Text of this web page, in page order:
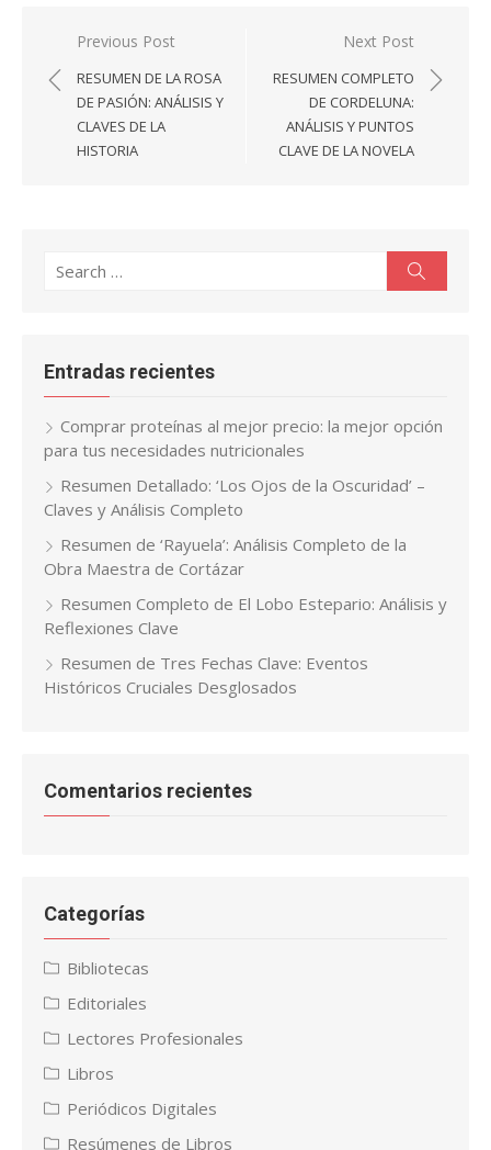
Navegación
de
entradas
Previous Post
RESUMEN DE LA ROSA
DE PASIÓN: ANÁLISIS Y
CLAVES DE LA
HISTORIA
Next Post
RESUMEN COMPLETO
DE CORDELUNA:
ANÁLISIS Y PUNTOS
CLAVE DE LA NOVELA
Search
Entradas recientes
Comprar proteínas al mejor precio: la mejor opción
para tus necesidades nutricionales
Resumen Detallado: ‘Los Ojos de la Oscuridad’ –
Claves y Análisis Completo
Resumen de ‘Rayuela’: Análisis Completo de la
Obra Maestra de Cortázar
Resumen Completo de El Lobo Estepario: Análisis y
Reflexiones Clave
Resumen de Tres Fechas Clave: Eventos
Históricos Cruciales Desglosados
Comentarios recientes
Categorías
Bibliotecas
Editoriales
Lectores Profesionales
Libros
Periódicos Digitales
Resúmenes de Libros